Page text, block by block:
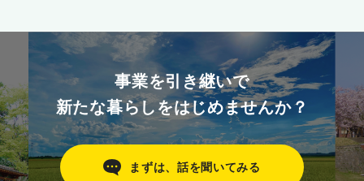
事業を引き継いで
新たな暮らしをはじめませんか？
まずは、話を聞いてみる